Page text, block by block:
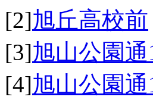
[2]旭丘高校前
[3]旭山公園通
[4]旭山公園通